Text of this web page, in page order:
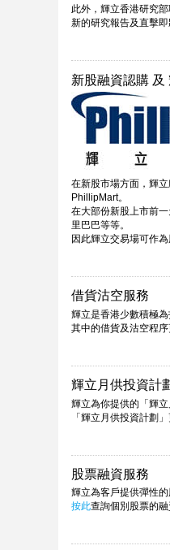
此外，輝立香港研究
新的研究報告及直擊即
新股融資認購 及
在新股市場方面，輝
PhillipMart。
在大部份新股上市前
里巴巴等等。
因此輝立交易場可作
借貨沽空服務
輝立是香港少數積極
其中的借貨及沽空程序
輝立月供投資計
輝立為你提供的「輝
「輝立月供投資計劃
股票融資服務
輝立為客戶提供彈性
按此查詢個別股票的融